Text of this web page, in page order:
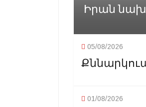
Իրան
05/08/2026
01/08/2026